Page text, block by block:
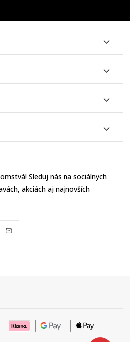
Sleduj nás na sociálnych
akciách aj najnovších